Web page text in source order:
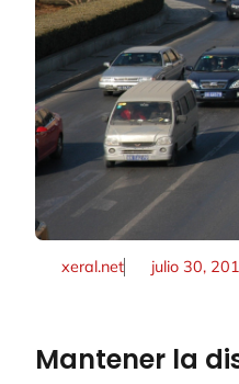
xeral.net julio 30,
Mantener la